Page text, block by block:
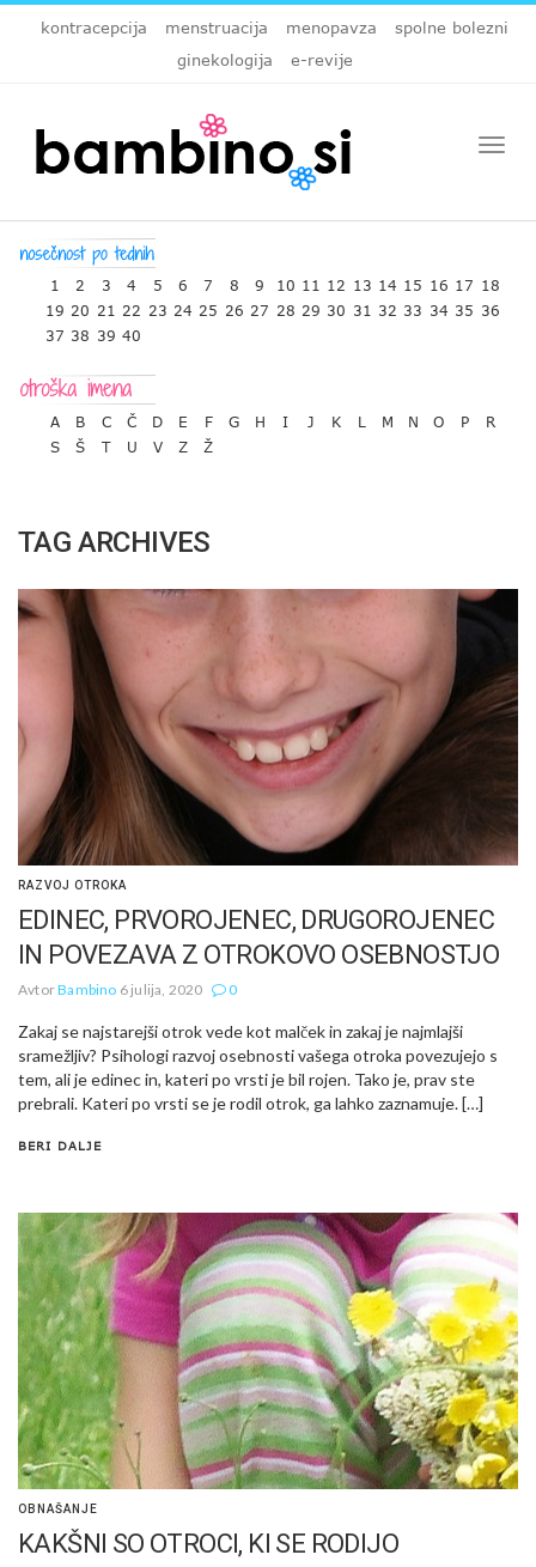
kontracepcija menstruacija menopavza
spolne bolezni
ginekologija
e-revije
1 2 3 4 5 6 7 8 9 10 11 12 13 14 15 16 17 18
19 20 21 22 23 24 25 26 27 28 29 30 31 32 33 34 35 36
37 38 39 40
A B C Č D E F G H I J K L M N O P
R
S
Š T U V Z Ž
TAG ARCHIVES
RAZVOJ OTROKA
EDINEC, PRVOROJENEC, DRUGOROJENEC
IN POVEZAVA Z OTROKOVO OSEBNOSTJO
AvtorBambino 6 julija, 2020 0
Zakaj se najstarejši otrok vede kot malček in zakaj je najmlajši
sramežljiv? Psihologi razvoj osebnosti vašega otroka povezujejo s
tem, ali je edinec in, kateri po vrsti je bil rojen. Tako je, prav ste
prebrali. Kateri po vrsti se je rodil otrok, ga lahko zaznamuje. […]
BERI DALJE
OBNAŠANJE
KAKŠNI SO OTROCI, KI SE RODIJO